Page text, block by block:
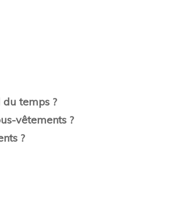
temps ?
vêtements ?
?